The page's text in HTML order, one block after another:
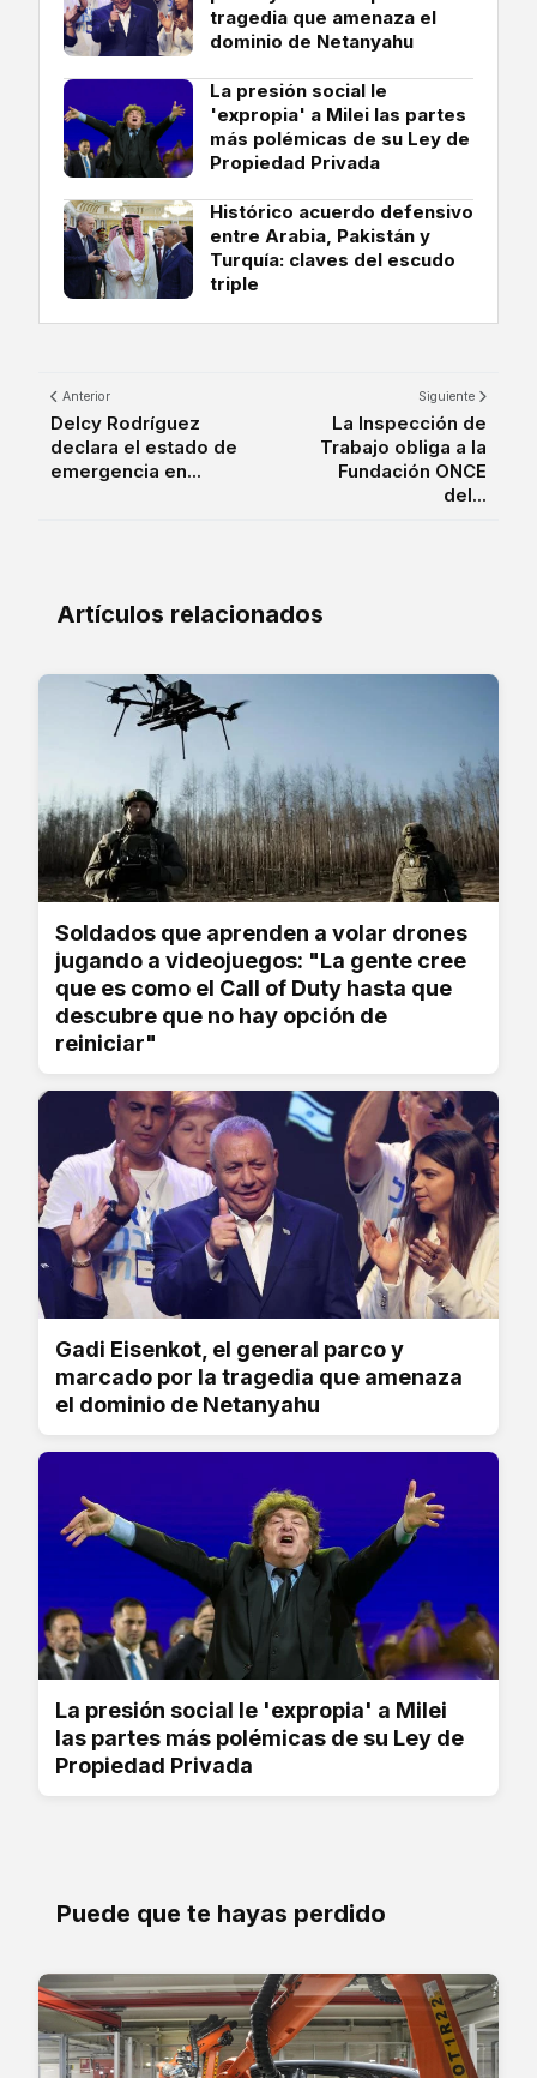
tragedia que amenaza el
dominio de Netanyahu
La presión social le
'expropia' a Milei las partes
más polémicas de su Ley de
Propiedad Privada
Histórico acuerdo defensivo
entre Arabia, Pakistán y
Turquía: claves del escudo
triple
Anterior
Delcy Rodríguez
declara el estado de
emergencia en...
Siguiente
La Inspección de
Trabajo obliga a la
Fundación ONCE
del...
Artículos relacionados
Soldados que aprenden a volar drones
jugando a videojuegos: "La gente cree
que es como el Call of Duty hasta que
descubre que no hay opción de
reiniciar"
Gadi Eisenkot, el general parco y
marcado por la tragedia que amenaza
el dominio de Netanyahu
La presión social le 'expropia' a Milei
las partes más polémicas de su Ley de
Propiedad Privada
Puede que te hayas perdido